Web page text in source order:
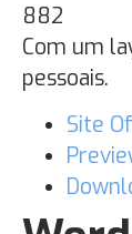
882
Com um
pessoais.
Site